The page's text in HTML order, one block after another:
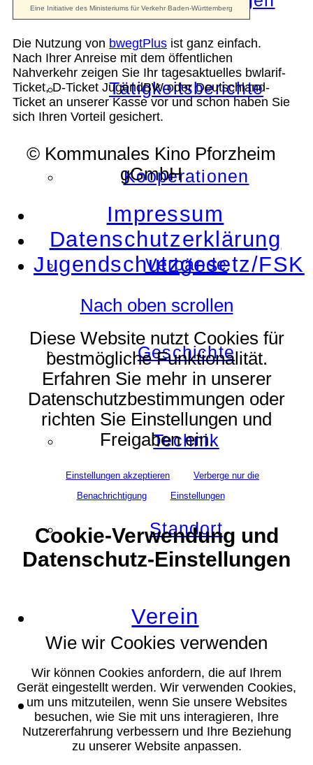
Tätigkeitsberichte
Kooperationen
Verbände
Geschichte
Technik
Standort
Verein
Suche
Die Nutzung von bwegtPlus ist ganz einfach.
Nach Ihrer Anreise mit dem öffentlichen
Nahverkehr zeigen Sie Ihr tagesaktuelles bwlarif-
Ticket, D-Ticket JugendBW oder Deutschland-
Ticket an unserer Kasse vor und schon haben Sie
sich Ihren Vorteil gesichert.
© Kommunales Kino Pforzheim
gGmbH
Impressum
Datenschutzerklärung
Jugendschutzgesetz/FSK
Nach oben scrollen
Diese Website nutzt Cookies für
bestmögliche Funktionalität.
Erfahren Sie mehr in unserer
Datenschutzbestimmungen oder
richten Sie Einstellungen und
Freigaben ein.
Einstellungen akzeptieren
Verberge nur die
Benachrichtigung
Einstellungen
Cookie-Verwendung und
Datenschutz-Einstellungen
Wie wir Cookies verwenden
Wir können Cookies anfordern, die auf Ihrem
Gerät eingestellt werden. Wir verwenden Cookies,
um uns mitzuteilen, wenn Sie unsere Websites
besuchen, wie Sie mit uns interagieren, Ihre
Nutzererfahrung verbessern und Ihre Beziehung
zu unserer Website anpassen.